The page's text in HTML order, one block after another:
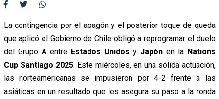
La contingencia por el apagón y el posterior toque de queda
que aplicó el Gobierno de Chile obligó a reprogramar el duelo
del Grupo A entre Estados Unidos y Japónen la Nations
Cup Santiago 2025. Este miércoles, en una sólida actuación,
las norteamericanas se impusieron por 4-2 frente a las
asiáticas en un resultado que les asegura su paso a la ronda